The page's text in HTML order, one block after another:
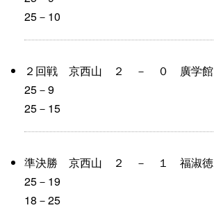
25－10
２回戦 京西山 ２ － ０ 廣学館
25－9
25－15
準決勝 京西山 ２ － １ 福淑徳
25－19
18－25